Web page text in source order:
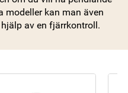
modeller kan man även
av en fjärrkontroll.